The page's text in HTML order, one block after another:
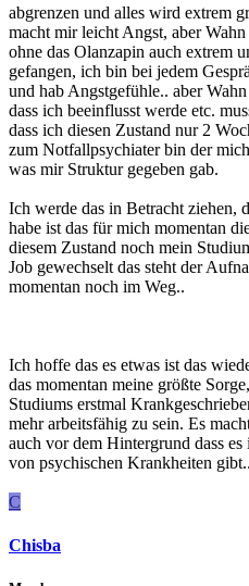
abgrenzen und alles wird extrem
macht mir leicht Angst, aber
ohne das Olanzapin auch extrem
gefangen, ich bin bei jedem
und hab Angstgefühle.. aber
dass ich beeinflusst werde etc.
dass ich diesen Zustand nur 2
zum Notfallpsychiater bin der
was mir Struktur gegeben gab.
Ich werde das in Betracht ziehen,
habe ist das für mich momentan
diesem Zustand noch mein
Job gewechselt das steht der
momentan noch im Weg..
Ich hoffe das es etwas ist das
das momentan meine größte
Studiums erstmal
mehr arbeitsfähig zu sein. Es
auch vor dem Hintergrund dass
von psychischen Krankheiten
C
Chisba